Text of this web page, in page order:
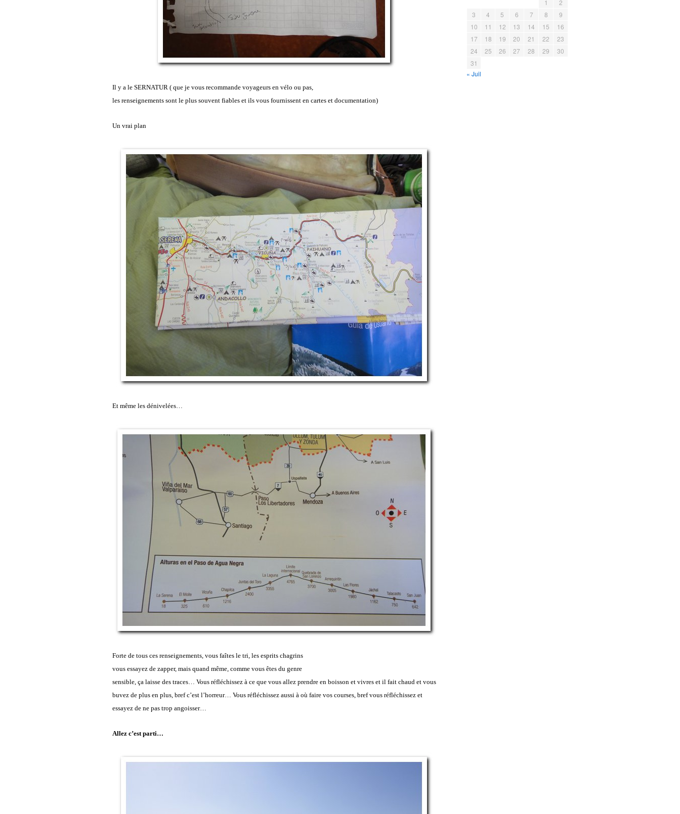
Il y a le SERNATUR ( que je vous recommande voyageurs en vélo ou pas,
les renseignements sont le plus souvent fiables et ils vous fournissent en cartes et documentation)
Un vrai plan
Et même les dénivelées…
Forte de tous ces renseignements, vous faîtes le tri, les esprits chagrins
vous essayez de zapper, mais quand même, comme vous êtes du genre
sensible, ça laisse des traces… Vous réfléchissez à ce que vous allez prendre en boisson et vivres et il fait chaud et vous
buvez de plus en plus, bref c’est l’horreur… Vous réfléchissez aussi à où faire vos courses, bref vous réfléchissez et
essayez de ne pas trop angoisser…
Allez c’est parti…
1
2
3
4 5 6 7 8
9
10
11 12 13 14 15
16
17
18 19 20 21 22
23
24
25 26 27 28 29
30
31
« Juil